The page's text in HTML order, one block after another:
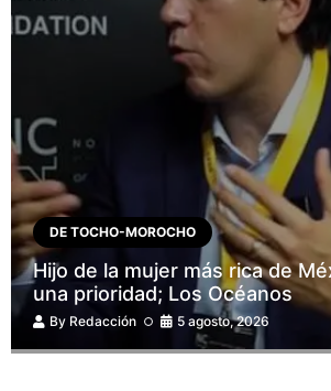
DE TOCHO-MOROCHO
Hijo de la mujer más rica de
una prioridad; Los Océanos
By Redacción 5 agosto, 2026